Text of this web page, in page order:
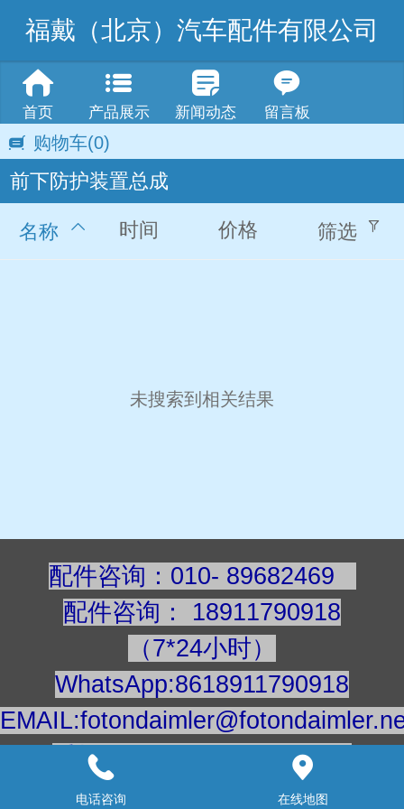
福戴（北京）汽车配件有限公司
首页 产品展示 新闻动态 留言板
购物车(0)
前下防护装置总成
名称 时间 价格 筛选
未搜索到相关结果
配件咨询：010- 89682469
配件咨询 ： 18911790918
（7*24小时）
WhatsApp:8618911790918
手机/微信：18911790918
建议用电脑浏览更清楚
电话咨询 在线地图